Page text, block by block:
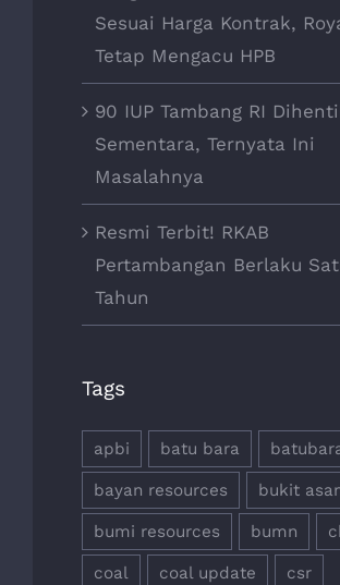
Sesuai Harga Kontrak,
Tetap Mengacu HPB
90 IUP Tambang RI
Sementara, Ternyata Ini
Masalahnya
Resmi Terbit! RKAB
Pertambangan Berlaku
Tahun
Tags
apbi batu bara
bayan resources bukit
bumi resources bumn
coal coal update csr